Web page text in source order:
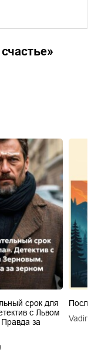
»
срок для
с Львом
за
Vadim